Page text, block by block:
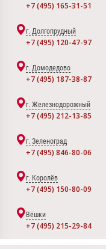
+7 (495) 165-31-51
г. Долгопрудный
+7 (495) 120-47-97
г. Домодедово
+7 (495) 187-38-87
г. Железнодорожный
+7 (495) 212-13-85
г. Зеленоград
+7 (495) 846-80-06
г. Королёв
+7 (495) 150-80-09
Вёшки
+7 (495) 215-29-84